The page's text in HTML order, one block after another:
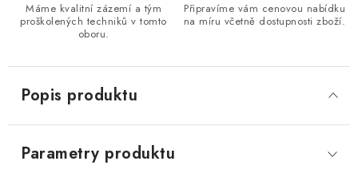
Máme kvalitní zázemí a tým
proškolených techniků v tomto
oboru.
Připravíme vám cenovou nabídku
na míru včetně dostupnosti zboží.
Popis produktu
Parametry produktu